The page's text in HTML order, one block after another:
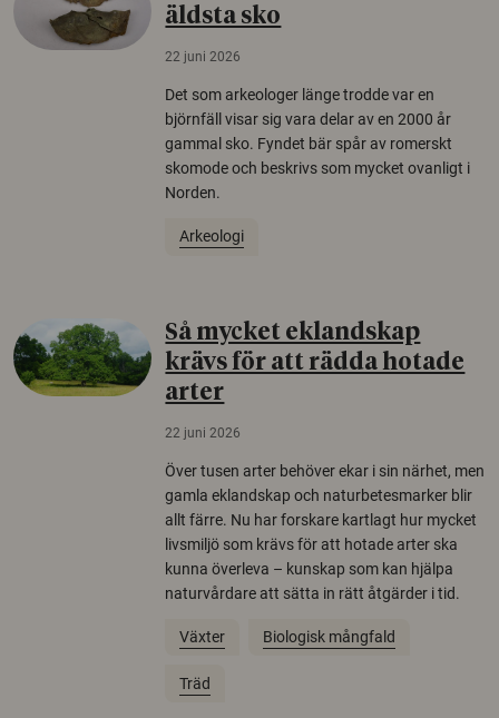
äldsta sko
22 juni 2026
Det som arkeologer länge trodde var en
björnfäll visar sig vara delar av en 2000 år
gammal sko. Fyndet bär spår av romerskt
skomode och beskrivs som mycket ovanligt i
Norden.
Arkeologi
Så mycket eklandskap
krävs för att rädda hotade
arter
22 juni 2026
Över tusen arter behöver ekar i sin närhet, men
gamla eklandskap och naturbetesmarker blir
allt färre. Nu har forskare kartlagt hur mycket
livsmiljö som krävs för att hotade arter ska
kunna överleva – kunskap som kan hjälpa
naturvårdare att sätta in rätt åtgärder i tid.
Växter Biologisk mångfald
Träd